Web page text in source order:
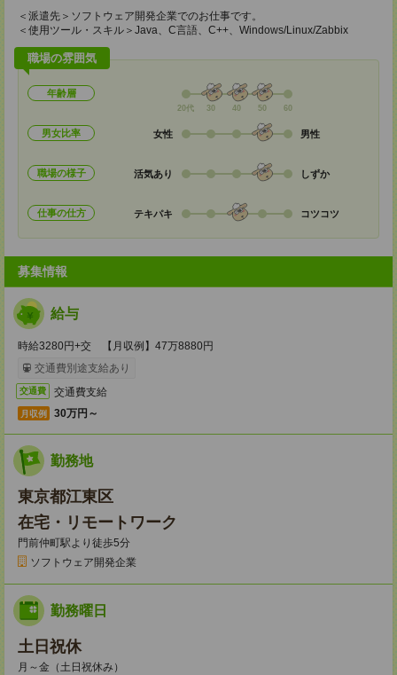
＜派遣先＞ソフトウェア開発企業でのお仕事です。
＜使用ツール・スキル＞Java、C言語、C++、Windows/Linux/Zabbix
職場の雰囲気
年齢層
20代 30 40 50 60
男女比率 女性 男性
職場の様子 活気あり しずか
仕事の仕方 テキパキ コツコツ
募集情報
給与
時給3280円+交 【月収例】47万8880円
交通費別途支給あり
交通費 交通費支給
月収例 30万円～
勤務地
東京都江東区
在宅・リモートワーク
門前仲町駅より徒歩5分
ソフトウェア開発企業
勤務曜日
土日祝休
月～金（土日祝休み）